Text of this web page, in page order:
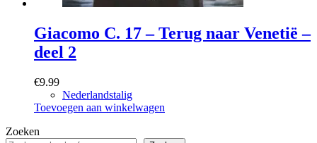
Giacomo C. 17 – Terug naar Venetië –
deel 2
€9.99
Nederlandstalig
Toevoegen aan winkelwagen
Zoeken